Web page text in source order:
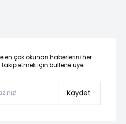
en çok okunan haberlerini her
etmek için bültene üye
Kaydet